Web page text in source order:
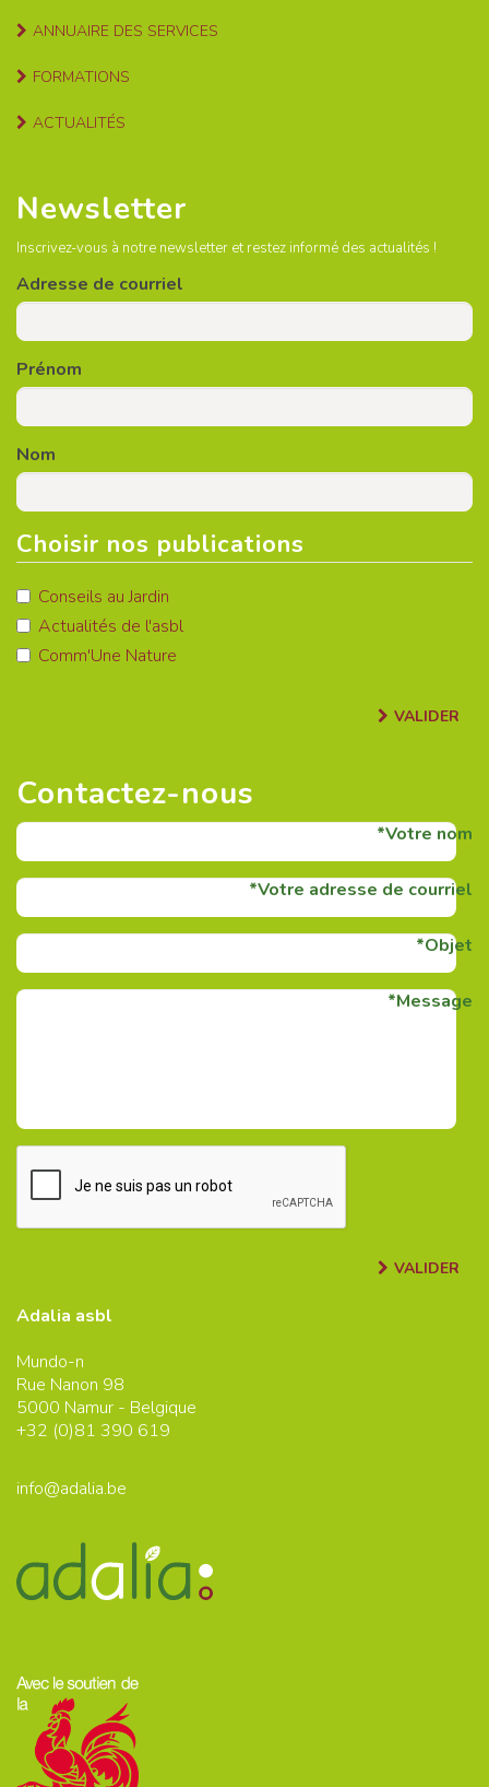
ANNUAIRE DES SERVICES
FORMATIONS
ACTUALITÉS
Newsletter
Inscrivez-vous à notre newsletter et restez informé des actualités !
Adresse de courriel
Prénom
Nom
Choisir nos publications
Conseils au Jardin
Actualités de l'asbl
Comm'Une Nature
VALIDER
Contactez-nous
Votre nom
Votre adresse de courriel
Objet
Message
VALIDER
Adalia asbl
Mundo-n
Rue Nanon 98
5000 Namur - Belgique
+32 (0)81 390 619
info@adalia.be